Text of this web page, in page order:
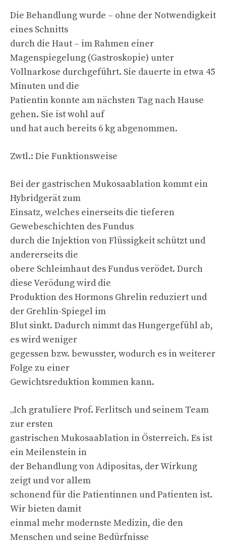
Die Behandlung wurde – ohne der Notwendigkeit
eines Schnitts
durch die Haut – im Rahmen einer
Magenspiegelung (Gastroskopie) unter
Vollnarkose durchgeführt. Sie dauerte in etwa 45
Minuten und die
Patientin konnte am nächsten Tag nach Hause
gehen. Sie ist wohl auf
und hat auch bereits 6 kg abgenommen.
Zwtl.: Die Funktionsweise
Bei der gastrischen Mukosaablation kommt ein
Hybridgerät zum
Einsatz, welches einerseits die tieferen
Gewebeschichten des Fundus
durch die Injektion von Flüssigkeit schützt und
andererseits die
obere Schleimhaut des Fundus verödet. Durch
diese Verödung wird die
Produktion des Hormons Ghrelin reduziert und
der Grehlin-Spiegel im
Blut sinkt. Dadurch nimmt das Hungergefühl ab,
es wird weniger
gegessen bzw. bewusster, wodurch es in weiterer
Folge zu einer
Gewichtsreduktion kommen kann.
„Ich gratuliere Prof. Ferlitsch und seinem Team
zur ersten
gastrischen Mukosaablation in Österreich. Es ist
ein Meilenstein in
der Behandlung von Adipositas, der Wirkung
zeigt und vor allem
schonend für die Patientinnen und Patienten ist.
Wir bieten damit
einmal mehr modernste Medizin, die den
Menschen und seine Bedürfnisse